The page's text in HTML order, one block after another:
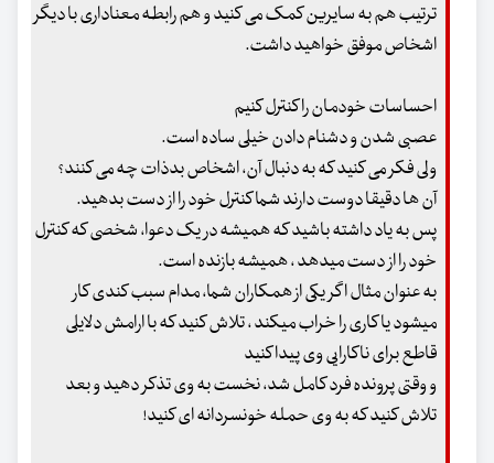
ترتیب هم به سایرین کمک می کنید و هم رابطه معناداری با دیگر
اشخاص موفق خواهید داشت.
احساسات خودمان را کنترل کنیم
عصبی شدن و دشنام دادن خیلی ساده است.
ولی فکر می کنید که به دنبال آن، اشخاص بدذات چه می کنند؟
آن ها دقیقا دوست دارند شما کنترل خود را از دست بدهید.
پس به یاد داشته باشید که همیشه در یک دعوا، شخصی که کنترل
خود را از دست میدهد ، همیشه بازنده است.
به عنوان مثال اگر یکی از همکاران شما، مدام سبب کندی کار
میشود یا کاری را خراب میکند ، تلاش کنید که با ارامش دلایلی
قاطع برای ناکارایی وی پیدا کنید
و وقتی پرونده فرد کامل شد، نخست به وی تذکر دهید و بعد
تلاش کنید که به وی حمله خونسردانه ای کنید!